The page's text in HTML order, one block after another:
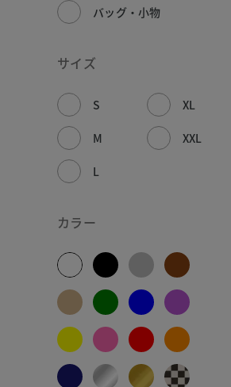
バッグ・小物
サイズ
S
M
L
XL
XXL
カラー